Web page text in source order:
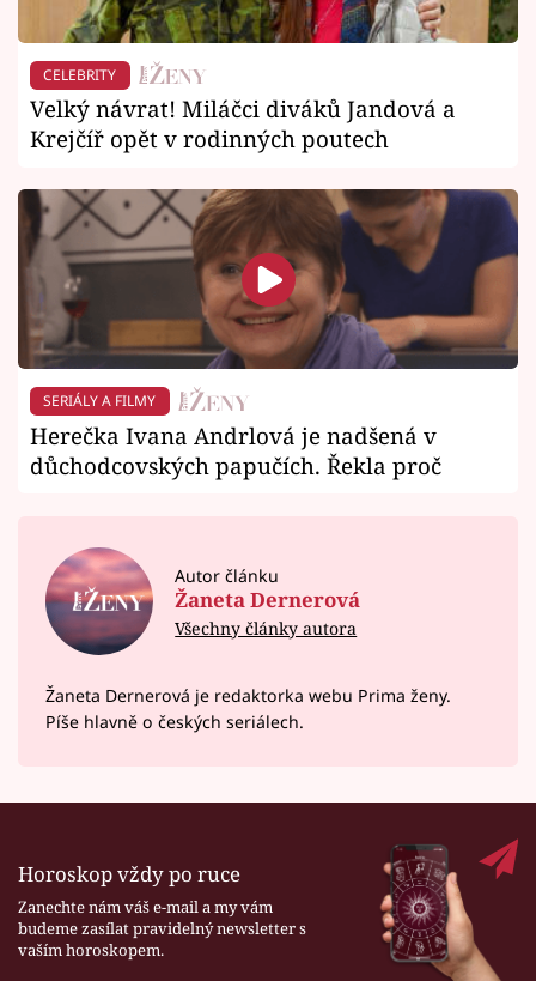
CELEBRITY
Velký návrat! Miláčci diváků Jandová a
Krejčíř opět v rodinných poutech
SERIÁLY A FILMY
Herečka Ivana Andrlová je nadšená v
důchodcovských papučích. Řekla proč
Autor článku
Žaneta Dernerová
Všechny články autora
Žaneta Dernerová je redaktorka webu Prima ženy.
Píše hlavně o českých seriálech.
Horoskop vždy po ruce
Zanechte nám váš e-mail a my vám
budeme zasílat pravidelný newsletter s
vaším horoskopem.